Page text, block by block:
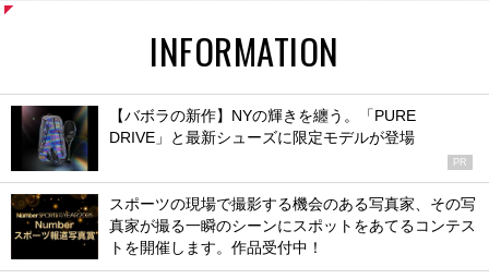
INFORMATION
【バボラの新作】NYの輝きを纏う。「PURE
DRIVE」と最新シューズに限定モデルが登場
PR
スポーツの現場で撮影する機会のある写真家、その写
真家が撮る一瞬のシーンにスポットをあてるコンテス
トを開催します。作品受付中！